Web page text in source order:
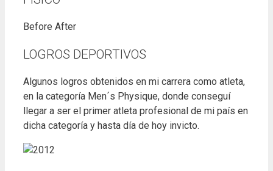
Before After
LOGROS DEPORTIVOS
Algunos logros obtenidos en mi carrera como atleta,
en la categoría Men´s Physique, donde conseguí
llegar a ser el primer atleta profesional de mi país en
dicha categoría y hasta día de hoy invicto.